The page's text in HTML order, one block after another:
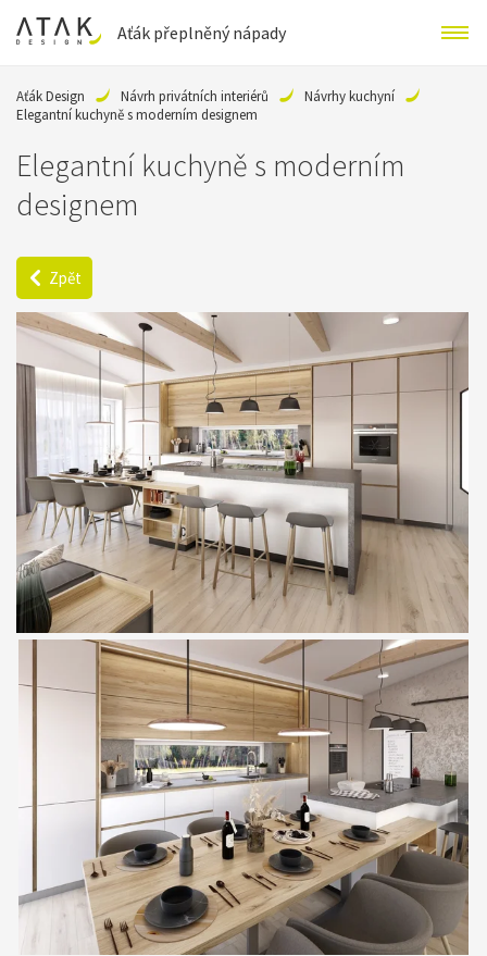
Aťák přeplněný nápady
Aťák Design Návrh privátních interiérů
Návrhy kuchyní
Elegantní kuchyně s moderním designem
Elegantní kuchyně s moderním
designem
Zpět